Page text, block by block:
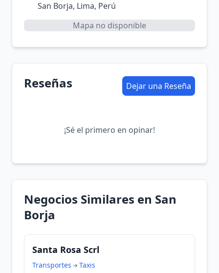
San Borja, Lima, Perú
Mapa no disponible
Reseñas Dejar una Reseña
¡Sé el primero en opinar!
Negocios Similares en San
Borja
Santa Rosa Scrl
Transportes
Taxis